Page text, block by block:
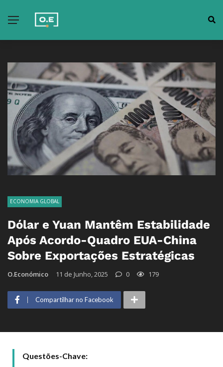
ECONOMIA GLOBAL
Dólar e Yuan Mantêm Estabilidade
Após Acordo-Quadro EUA-China
Sobre Exportações Estratégicas
O.Económico 11 de Junho, 2025 0 179
Compartilhar no Facebook
Questões-Chave: